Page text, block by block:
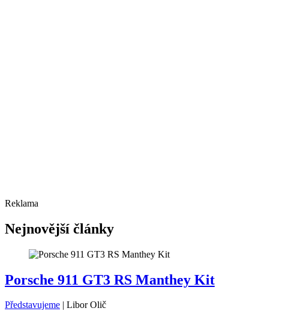
Reklama
Nejnovější články
Porsche 911 GT3 RS Manthey Kit
Představujeme | Libor Olič